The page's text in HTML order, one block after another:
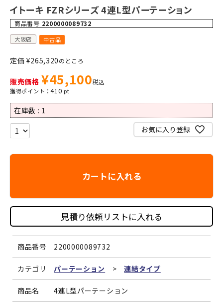
イトーキ FZRシリーズ 4連L型パーテーション
商品番号 2200000089732
大阪店 中古品
定価 ¥265,320のところ
販売価格 ¥45,100税込
410
在庫数
1
お気に入り登録
カートに入れる
見積り依頼リストに入れる
商品番号 2200000089732
カテゴリ パーテーション >連結タイプ
商品名 4連L型パーテーション